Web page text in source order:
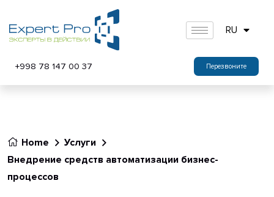
RU
+998 78 147 00 37 Перезвоните
Home
Услуги
Внедрение средств автоматизации бизнес-
процессов